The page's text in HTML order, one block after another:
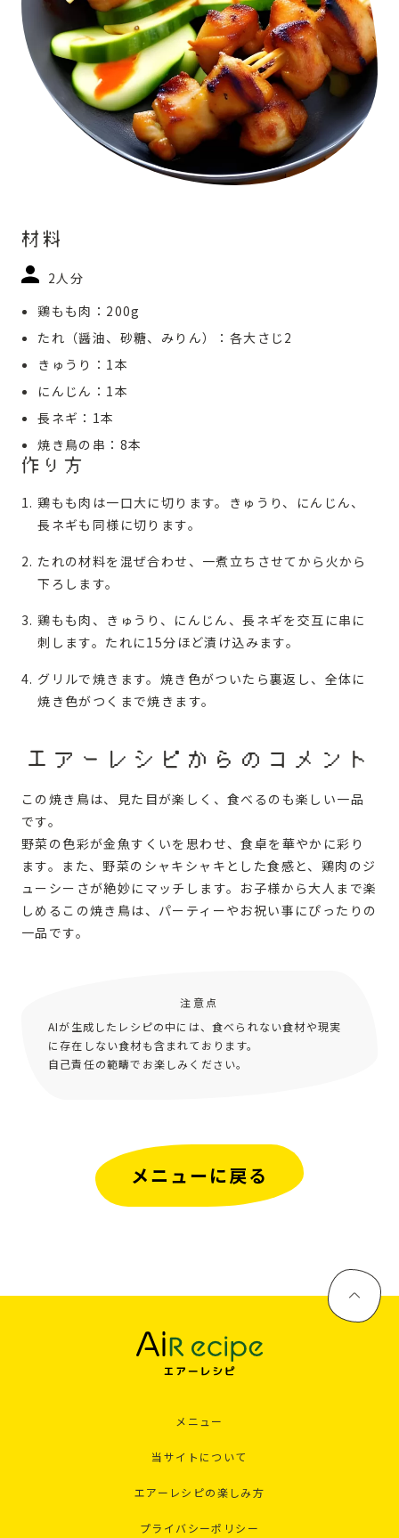
材料
2人分
鶏もも肉：200g
たれ（醤油、砂糖、みりん）：各大さじ2
きゅうり：1本
にんじん：1本
長ネギ：1本
焼き鳥の串：8本
作り方
鶏もも肉は一口大に切ります。きゅうり、にんじん、
長ネギも同様に切ります。
たれの材料を混ぜ合わせ、一煮立ちさせてから火から
下ろします。
鶏もも肉、きゅうり、にんじん、長ネギを交互に串に
刺します。たれに15分ほど漬け込みます。
グリルで焼きます。焼き色がついたら裏返し、全体に
焼き色がつくまで焼きます。
エアーレシピからのコメント
この焼き鳥は、見た目が楽しく、食べるのも楽しい一品
です。
野菜の色彩が金魚すくいを思わせ、食卓を華やかに彩り
ます。また、野菜のシャキシャキとした食感と、鶏肉のジ
ューシーさが絶妙にマッチします。お子様から大人まで楽
しめるこの焼き鳥は、パーティーやお祝い事にぴったりの
一品です。
注意点
AIが生成したレシピの中には、食べられない食材や現実
に存在しない食材も含まれております。
自己責任の範疇でお楽しみください。
メニューに戻る
メニュー
当サイトについて
エアーレシピの楽しみ方
プライバシーポリシー